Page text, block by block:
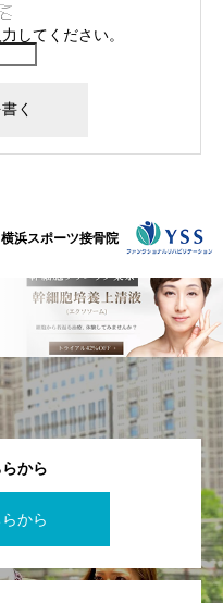
してください。
横浜スポーツ接骨院
から
から